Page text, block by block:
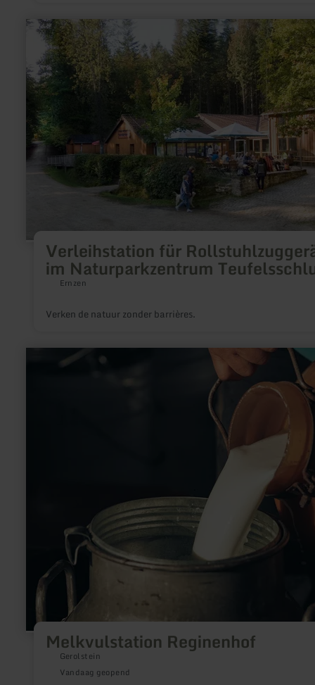
Verleihstation für
im Naturparkzentrum
Ernzen
Verken de natuur zonder barrières.
meer
informatie
over:
Verleihstation
für
Rollstuhlzuggeräte
im
Teufelsschlucht
Melkvulstation Reginenhof
Gerolstein
Vandaag geopend
informatie